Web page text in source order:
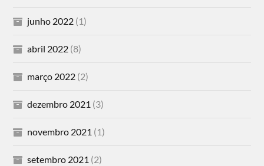
junho 2022 (1)
abril 2022 (8)
março 2022 (2)
dezembro 2021 (3)
novembro 2021 (1)
setembro 2021 (2)